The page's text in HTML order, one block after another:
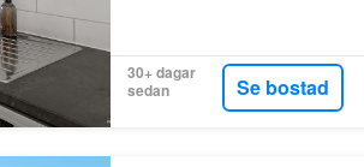
30+ dagar
sedan
Se bostad